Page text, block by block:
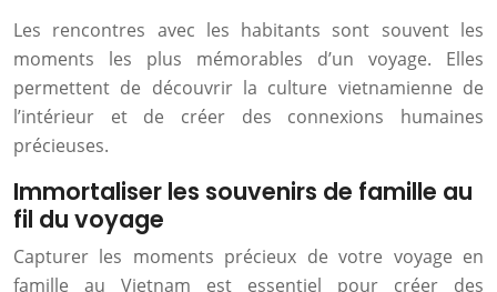
Les rencontres avec les habitants sont souvent les
moments les plus mémorables d’un voyage. Elles
permettent de découvrir la culture vietnamienne de
l’intérieur et de créer des connexions humaines
précieuses.
Immortaliser les souvenirs de famille au
fil du voyage
Capturer les moments précieux de votre voyage en
famille au Vietnam est essentiel pour créer des